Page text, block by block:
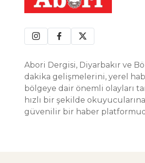
Abori Dergisi, Diyarbakır ve
dakika gelişmelerini, yerel
bölgeye dair önemli olayları
hızlı bir şekilde
güvenilir bir haber